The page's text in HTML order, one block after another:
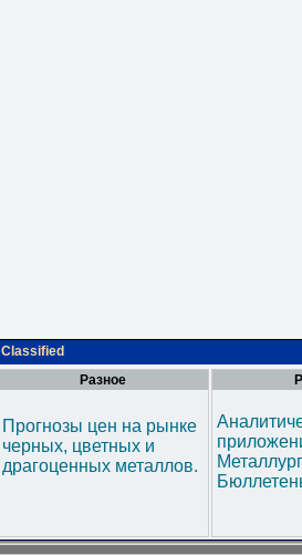
Classified
Разное
Прогнозы цен на рынке
черных, цветных и
драгоценных металлов.